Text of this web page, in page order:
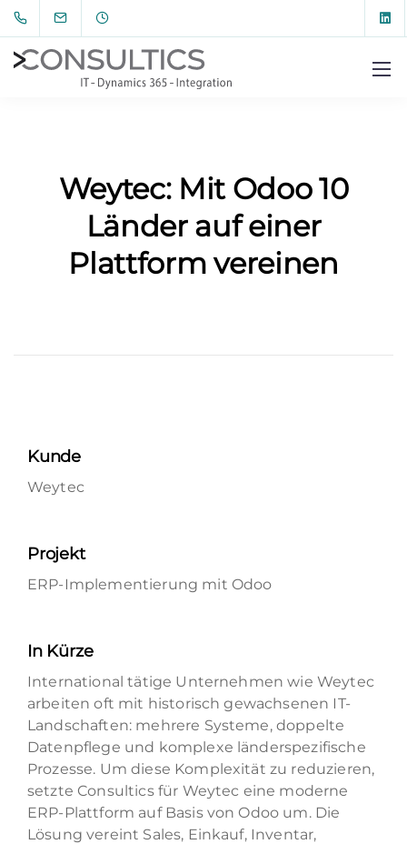
Weytec: Mit Odoo 10
Länder auf einer
Plattform vereinen
Kunde
Weytec
Projekt
ERP-Implementierung mit Odoo
In Kürze
International tätige Unternehmen wie Weytec
arbeiten oft mit historisch gewachsenen IT-
Landschaften: mehrere Systeme, doppelte
Datenpflege und komplexe länderspezifische
Prozesse. Um diese Komplexität zu reduzieren,
setzte Consultics für Weytec eine moderne
ERP-Plattform auf Basis von Odoo um. Die
Lösung vereint Sales, Einkauf, Inventar,